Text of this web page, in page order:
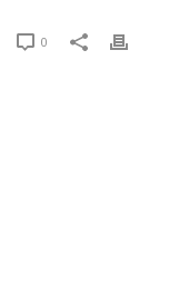
0